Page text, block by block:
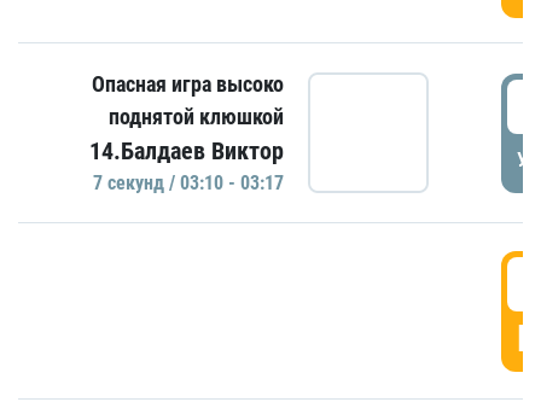
Опасная игра высоко
поднятой клюшкой
14.Балдаев Виктор
7 секунд / 03:10 - 03:17